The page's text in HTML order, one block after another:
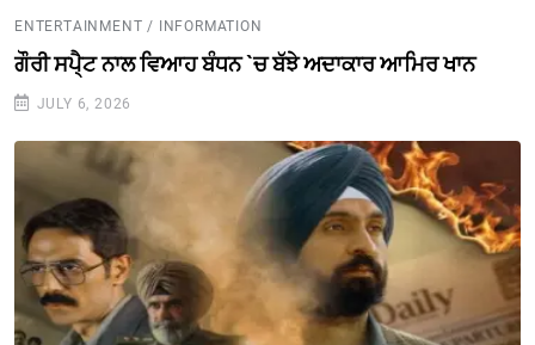
ENTERTAINMENT / INFORMATION
ਗੌਰੀ ਸਪੈ੍ਟ ਨਾਲ ਵਿਆਹ ਬੰਧਨ `ਚ ਬੱਝੇ ਅਦਾਕਾਰ ਆਮਿਰ ਖਾਨ
JULY 6, 2026